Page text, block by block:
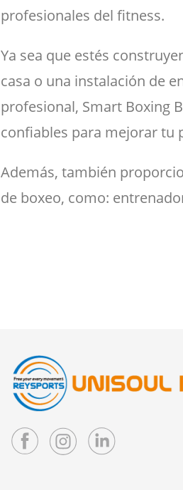
profesionales del fitness.
Ya sea que estés
casa o una instalación de
profesional, Smart Boxing
confiables para mejorar tu
Además, también
de boxeo, como: